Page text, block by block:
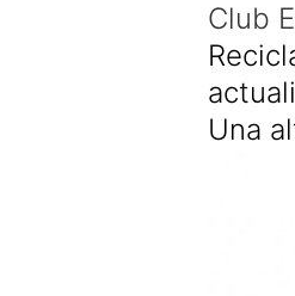
Club
Una